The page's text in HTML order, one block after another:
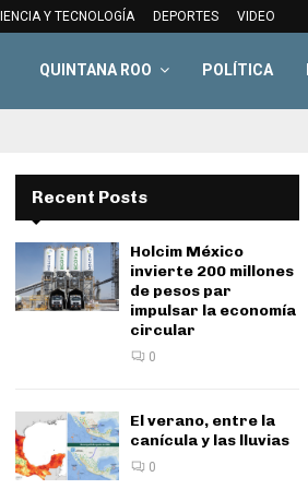
Y TECNOLOGÍA DEPORTES VIDEO
QUINTANA ROO POLÍTICA
Recent Posts
Holcim México
invierte 200 millones
de pesos par
impulsar la economía
circular
0
El verano, entre la
canícula y las lluvias
0